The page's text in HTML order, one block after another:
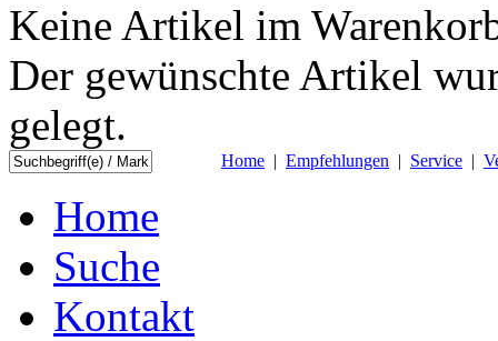
Keine Artikel im
Der gewünschte Artikel
gelegt.
Home | Empfehlungen | Service |
Home
Suche
Kontakt